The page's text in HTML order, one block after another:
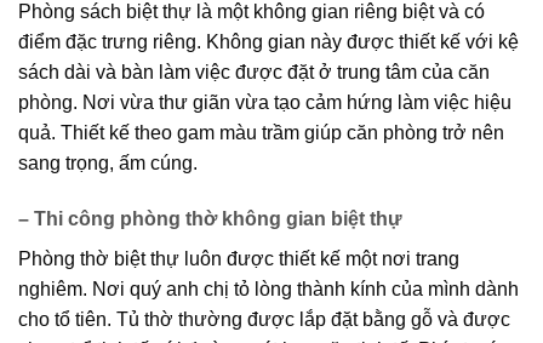
Phòng sách biệt thự là một không gian riêng biệt và có
điểm đặc trưng riêng. Không gian này được thiết kế với kệ
sách dài và bàn làm việc được đặt ở trung tâm của căn
phòng. Nơi vừa thư giãn vừa tạo cảm hứng làm việc hiệu
quả. Thiết kế theo gam màu trầm giúp căn phòng trở nên
sang trọng, ấm cúng.
– Thi công phòng thờ không gian biệt thự
Phòng thờ biệt thự luôn được thiết kế một nơi trang
nghiêm. Nơi quý anh chị tỏ lòng thành kính của mình dành
cho tổ tiên. Tủ thờ thường được lắp đặt bằng gỗ và được